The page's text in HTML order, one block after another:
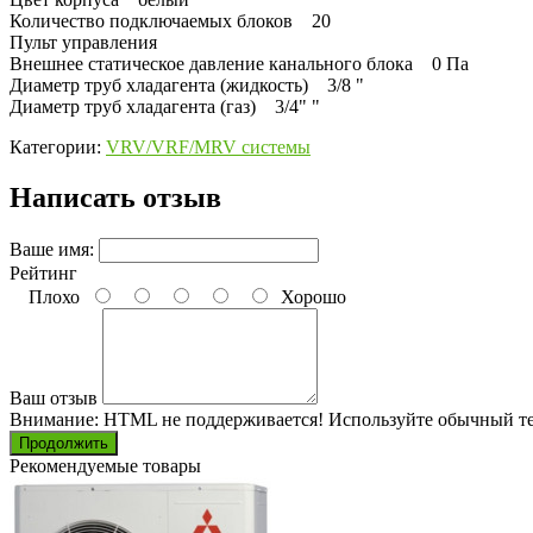
Количество подключаемых блоков 20
Пульт управления
Внешнее статическое давление канального блока 0 Па
Диаметр труб хладагента (жидкость) 3/8 "
Диаметр труб хладагента (газ) 3/4" "
Категории: VRV/VRF/MRV системы
Написать отзыв
Ваше имя:
Рейтинг
Плохо
Хорошо
Ваш отзыв
Внимание: HTML не поддерживается! Используйте обычный
Продолжить
Рекомендуемые товары